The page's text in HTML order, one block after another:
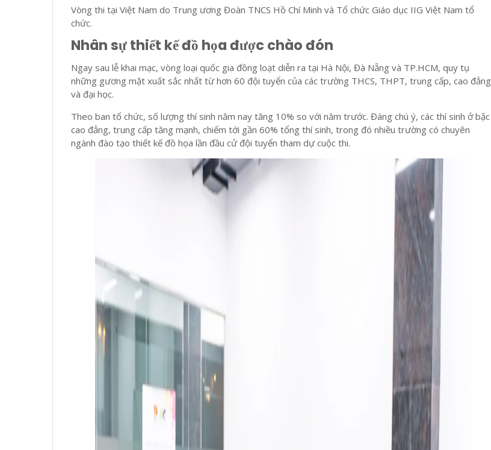
Vòng thi tại Việt Nam do Trung ương Đoàn TNCS Hồ Chí Minh và Tổ chức Giáo dục IIG Việt Nam tổ
chức.
Nhân sự thiết kế đồ họa được chào đón
Ngay sau lễ khai mạc, vòng loại quốc gia đồng loạt diễn ra tại Hà Nội, Đà Nẵng và TP.HCM, quy tụ
những gương mặt xuất sắc nhất từ hơn 60 đội tuyển của các trường THCS, THPT, trung cấp, cao đẳng
và đại học.
Theo ban tổ chức, số lượng thí sinh năm nay tăng 10% so với năm trước. Đáng chú ý, các thí sinh ở bậc
cao đẳng, trung cấp tăng mạnh, chiếm tới gần 60% tổng thí sinh, trong đó nhiều trường có chuyên
ngành đào tạo thiết kế đồ họa lần đầu cử đội tuyển tham dự cuộc thi.